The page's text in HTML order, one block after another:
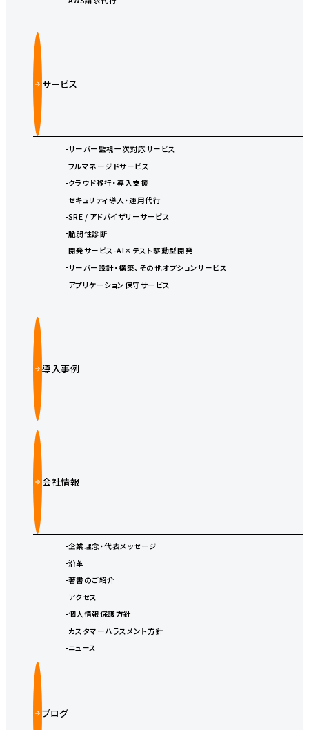
サービス
サーバー監視一次対応サービス
フルマネージドサービス
クラウド移行・導入支援
セキュリティ導入・運用代行
SRE / アドバイザリーサービス
脆弱性診断
開発サービス-AI×テスト駆動型開発
サーバー設計・構築、その他オプションサービス
アプリケーション保守サービス
導入事例
会社情報
企業理念・代表メッセージ
沿革
著書のご紹介
アクセス
個人情報保護方針
カスタマーハラスメント方針
ニュース
ブログ